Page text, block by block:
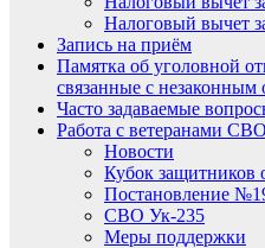
Налоговый вычет
Запись на приём
Памятка об уголовной
связанные с незаконным
Часто задаваемые
Работа с ветеранами СВО
Новости
Кубок защитников
Постановление
СВО Ук-235
Меры поддержки